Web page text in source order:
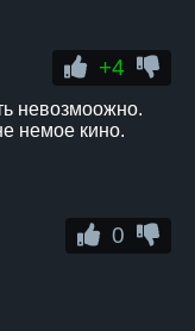
+4
невозмоожно.
немое кино.
0